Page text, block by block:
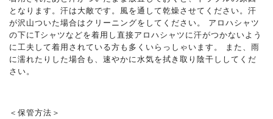
となります。汗は大敵です。風を通して乾燥させてください。汗
が沢山ついた場合はクリーニングをしてください。 アロハシャツ
の下にTシャツなどを着用し直接アロハシャツに汗がつかないよう
に工夫して着用されている方も多くいらっしゃいます。 また、雨
に濡れたりした場合も、速やかに水気を拭き取り陰干ししてくだ
さい。
＜保管方法＞